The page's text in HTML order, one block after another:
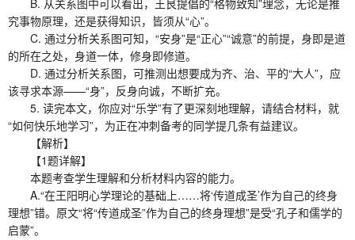
究事物原理，还是获得知识，皆须从“心”。
C. 通过分析关系图可知，“安身”是“正心”“诚意”的前提，身即是道
的所在之处，身道一体，修身即修道。
D. 通过分析关系图，可推测出想要成为齐、治、平的“大人”，应
该寻求本源——“身”，反身向诚，不断扩充。
5. 读完本文，你应对“乐学”有了更深刻地理解，请结合材料，就
“如何快乐地学习”，为正在冲刺备考的同学提几条有益建议。
【解析】
【1题详解】
本题考查学生理解和分析材料内容的能力。
A.“在王阳明心学理论的基础上……将‘传道成圣’作为自己的终身
理想”错。原文“将“传道成圣”作为自己的终身理想”是受“孔子和儒学的
启蒙”。